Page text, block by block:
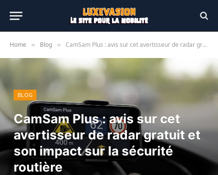
Home » Blog » CamSam Plus : avis sur cet avertisseur de radar gratuit et son impact sur la sécurité routière
BLOG
CamSam Plus : avis sur cet
avertisseur de radar gratuit et
son impact sur la sécurité
routière